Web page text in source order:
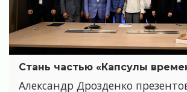
Стань частью «Капсулы
Александр Дрозденко